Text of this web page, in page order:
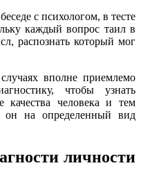
с психологом, в тесте
каждый вопрос таил в
распознать который мог
вполне приемлемо
чтобы узнать
качества человека и тем
он на определенный вид
личности